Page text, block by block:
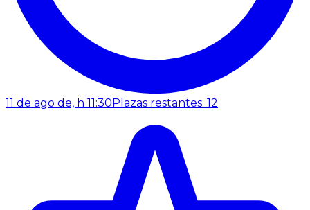
11 de ago de, h 11:30 Plazas restantes: 12